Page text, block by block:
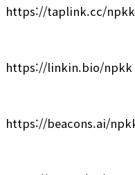
https://taplink.cc/npkk
https://linkin.bio/npkk
https://beacons.ai/